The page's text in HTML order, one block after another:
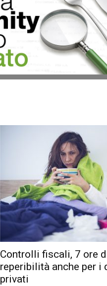
Controlli fiscali, 7 ore
reperibilità anche per i
privati